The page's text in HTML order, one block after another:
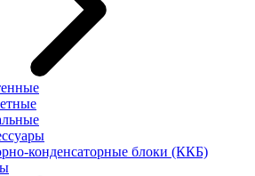
конденсаторные блоки (ККБ)